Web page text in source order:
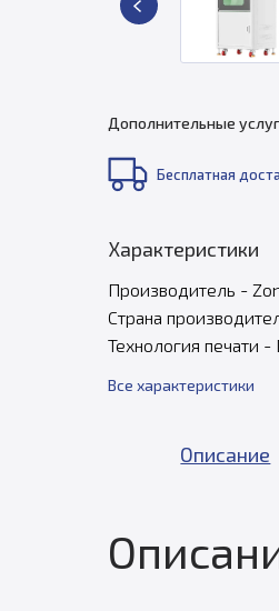
Дополнительные
Бесплатная
Характеристики
Производитель -
Страна
Технология печати -
Все характеристики
Описание